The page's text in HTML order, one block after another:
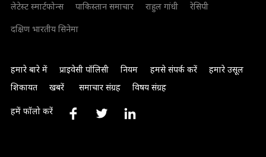
लेटेस्ट स्मार्टफोन्स
पाकिस्तान समाचार राहुल गांधी
रेसिपी
दक्षिण भारतीय सिनेमा
हमारे बारे में प्राइवेसी पॉलिसी नियम हमसे संपर्क करें
हमारे उसूल
शिकायत
खबरें समाचार संग्रह विषय संग्रह
हमें फॉलो करें